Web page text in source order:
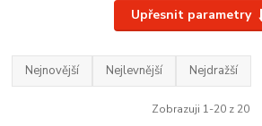
Upřesnit parametry
Nejnovější Nejlevnější Nejdražší
Zobrazuji 1-20 z 20